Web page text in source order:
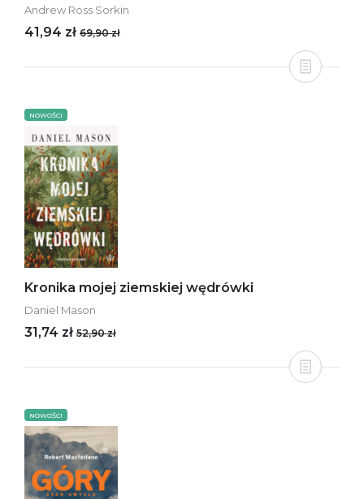
Andrew Ross Sorkin
41,94 zł 69,90 zł
NOWOŚCI
Kronika mojej ziemskiej wędrówki
Daniel Mason
31,74 zł 52,90 zł
NOWOŚCI